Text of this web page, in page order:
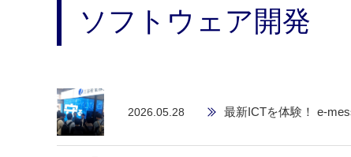
ソフトウェア開発
2026.05.28 最新ICTを体験！ e-